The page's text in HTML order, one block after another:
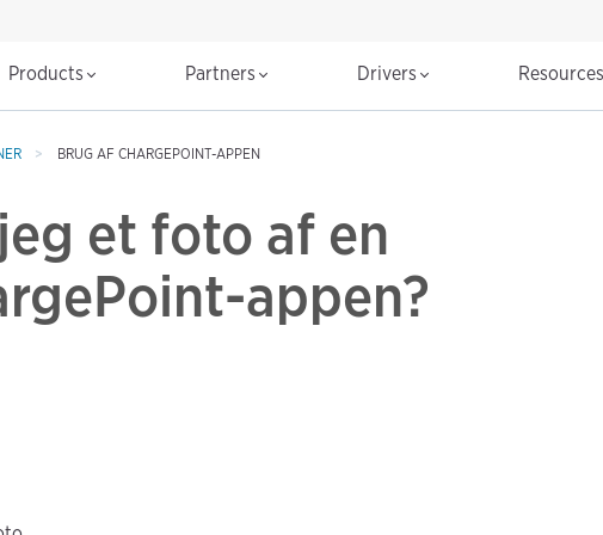
Products Partners Drivers
BRUG AF CHARGEPOINT-APPEN
et foto af en
appen?